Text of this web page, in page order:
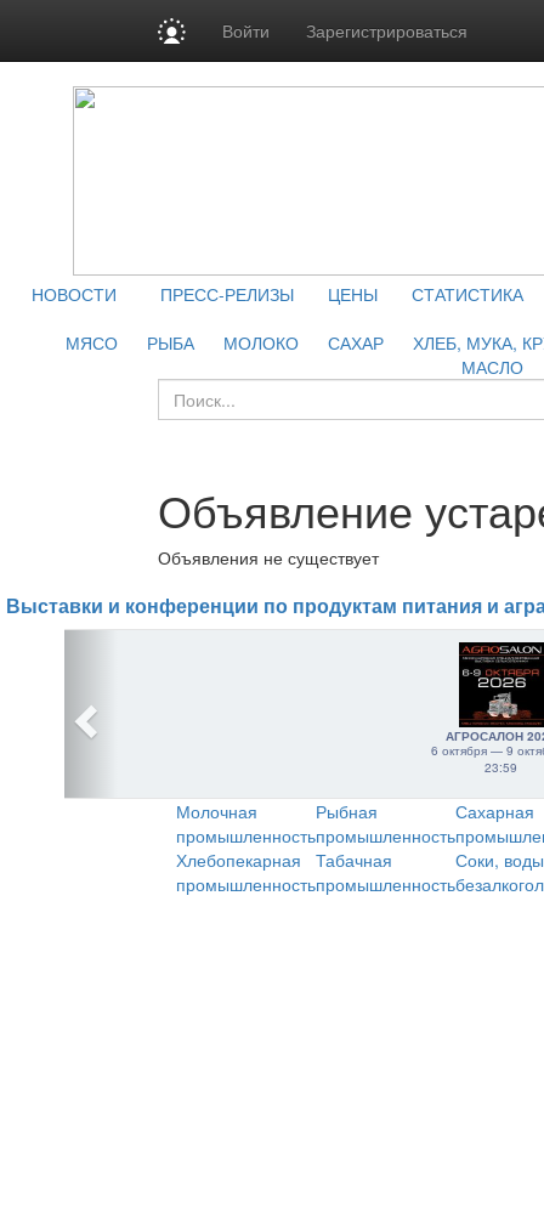
Войти Зарегистрироваться
НОВОСТИ ПРЕСС-РЕЛИЗЫ ЦЕНЫ
СТАТИСТИКА
МЯСО
РЫБА МОЛОКО САХАР
ХЛЕБ, МУКА,
МАСЛО
Объявление
Объявления не существует
Выставки и конференции по продуктам питания и
АГРОСАЛОН
6 октября — 9
23:59
Молочная
промышленность
Рыбная
промышленность
Сахарная
Хлебопекарная
промышленность
Табачная
промышленность
Соки,